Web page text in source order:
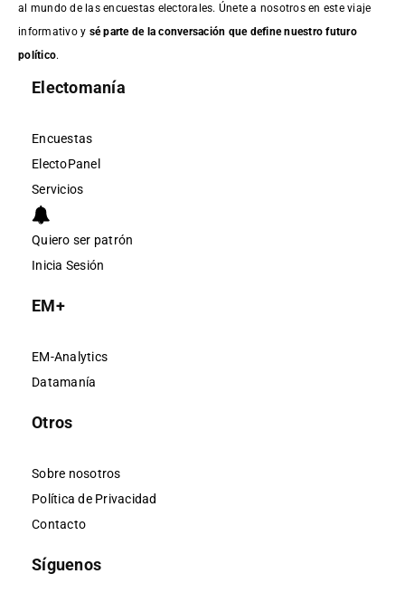
al mundo de las encuestas electorales. Únete a nosotros en este viaje
informativo y sé parte de la conversación que define nuestro futuro
político.
Electomanía
Encuestas
ElectoPanel
Servicios
Quiero ser patrón
Inicia Sesión
EM+
EM-Analytics
Datamanía
Otros
Sobre nosotros
Política de Privacidad
Contacto
Síguenos